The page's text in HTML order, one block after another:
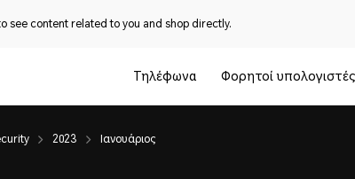
see content related to you and shop directly.
Τηλέφωνα Φορητοί υπολογιστές
2023 Ιανουάριος